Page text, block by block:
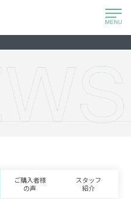
ご購入者様
の声
スタッフ
紹介